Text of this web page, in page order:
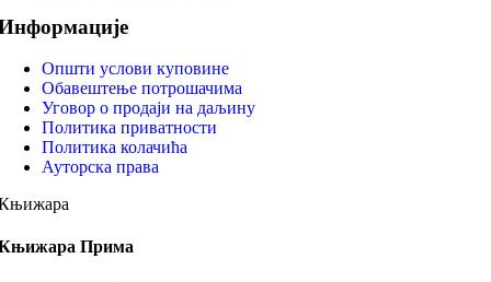
Општи услови куповине
Обавештење потрошачима
Уговор о продаји на даљину
Политика приватности
Политика колачића
Ауторска права
Прима